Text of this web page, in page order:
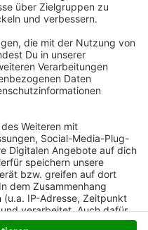
Die Kirmes endet am